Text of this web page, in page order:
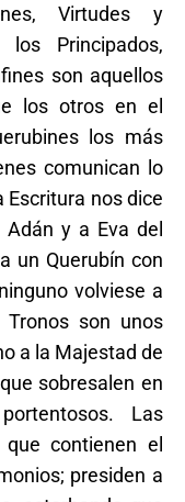
Virtudes y
Principados,
son aquellos
los otros en el
los más
comunican lo
Escritura nos dice
y a Eva del
un Querubín con
volviese a
son unos
a la Majestad de
sobresalen en
Las
contienen el
presiden a